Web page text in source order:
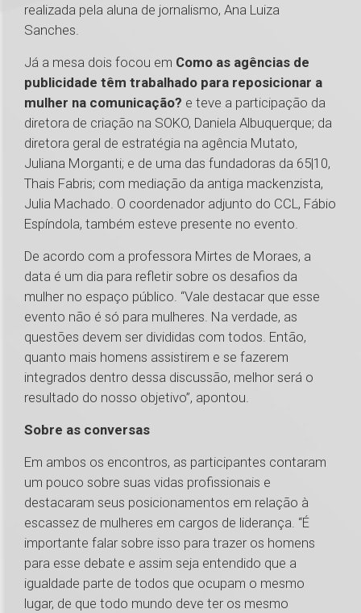
realizada pela aluna de jornalismo, Ana Luiza
Sanches.
Já a mesa dois focou em Como as agências de
publicidade têm trabalhado para reposicionar a
mulher na comunicação? e teve a participação da
diretora de criação na SOKO, Daniela Albuquerque; da
diretora geral de estratégia na agência Mutato,
Juliana Morganti; e de uma das fundadoras da 65|10,
Thais Fabris; com mediação da antiga mackenzista,
Julia Machado. O coordenador adjunto do CCL, Fábio
Espíndola, também esteve presente no evento.
De acordo com a professora Mirtes de Moraes, a
data é um dia para refletir sobre os desafios da
mulher no espaço público. “Vale destacar que esse
evento não é só para mulheres. Na verdade, as
questões devem ser divididas com todos. Então,
quanto mais homens assistirem e se fazerem
integrados dentro dessa discussão, melhor será o
resultado do nosso objetivo”, apontou.
Sobre as conversas
Em ambos os encontros, as participantes contaram
um pouco sobre suas vidas profissionais e
destacaram seus posicionamentos em relação à
escassez de mulheres em cargos de liderança. “É
importante falar sobre isso para trazer os homens
para esse debate e assim seja entendido que a
igualdade parte de todos que ocupam o mesmo
lugar, de que todo mundo deve ter os mesmo